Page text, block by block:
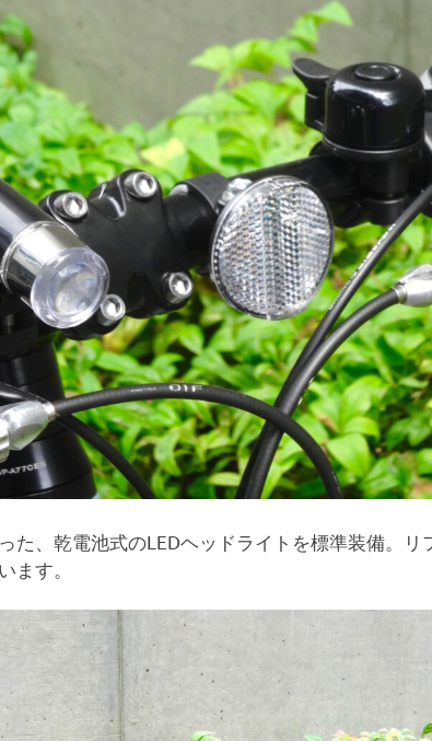
た、乾電池式のLEDヘッドライトを標準装備。
ます。